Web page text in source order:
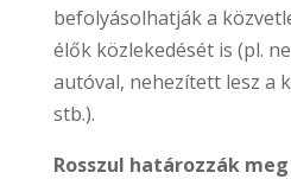
befolyásolhatják a
élők közlekedését is (pl.
autóval, nehezített lesz a
stb.).
Rosszul határozzák